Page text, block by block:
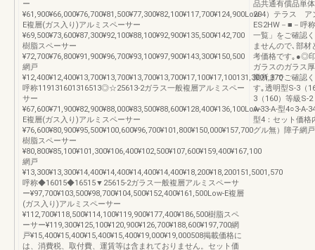
ー
¥61,900¥66,000¥76,700¥81,500¥77,300¥82,100¥117,700¥124,900Low-
E複層(ガス入り)アルミスペーサー
¥69,500¥73,600¥87,300¥92,100¥88,100¥92,900¥135,500¥142,700
樹脂スペーサー
¥72,700¥76,800¥91,900¥96,700¥93,100¥97,900¥143,300¥150,500
網戸
¥12,400¥12,400¥13,700¥13,700¥13,700¥13,700¥17,100¥17,100131,3001,370
呼称119131601316513◎☆25613-2ガラス一般複層アルミスペー
サー
¥67,600¥71,900¥82,900¥88,000¥83,500¥88,600¥128,400¥136,100Low-
E複層(ガス入り)アルミスペーサー
¥76,600¥80,900¥95,500¥100,600¥96,700¥101,800¥150,000¥157,700
樹脂スペーサー
¥80,800¥85,100¥101,300¥106,400¥102,500¥107,600¥159,400¥167,100
網戸
¥13,300¥13,300¥14,400¥14,400¥14,400¥14,400¥18,200¥18,200151,5001,570
呼称◆16015◆16515▼25615-2ガラス一般複層アルミスペーサ
ー¥97,700¥103,500¥98,700¥104,500¥152,400¥161,500Low-E複層
(ガス入り)アルミスペーサー
¥112,700¥118,500¥114,100¥119,900¥177,400¥186,500樹脂スペ
ーサー¥119,300¥125,100¥120,900¥126,700¥188,600¥197,700網
戸¥15,400¥15,400¥15,400¥15,400¥19,000¥19,000508掲載価格に
は、消費税、取付費、運賃等は含まれておりません。セット価
品共通有償品単
204）テラス ア
ES2HW－■－呼
一覧」をご確認
ませんので､部
考価格です｡●◎
ガラスのガラス
業所までご確認
す｡透明型S-3（
3（160）等級S-
A-33-A-型4○3-A-
型4：セット価格
グル無）障子網戸